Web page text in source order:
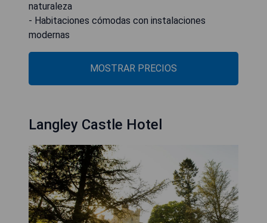
naturaleza
- Habitaciones cómodas con instalaciones
modernas
MOSTRAR PRECIOS
Langley Castle Hotel